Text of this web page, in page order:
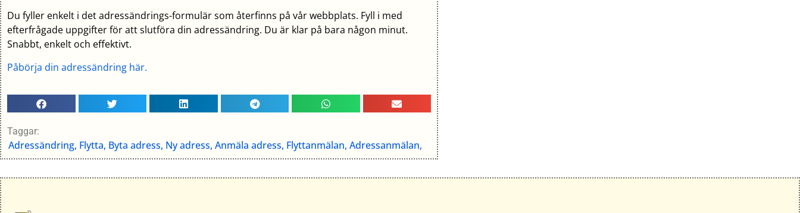
Du fyller enkelt i det adressändrings-formulär som återfinns på vår webbplats. Fyll i med
efterfrågade uppgifter för att slutföra din adressändring. Du är klar på bara någon minut.
Snabbt, enkelt och effektivt.
Påbörja din adressändring här.
Taggar:
Adressändring, Flytta, Byta adress, Ny adress, Anmäla adress, Flyttanmälan, Adressanmälan,